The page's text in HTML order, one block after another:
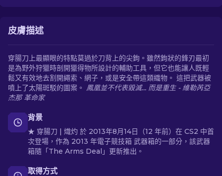
皮膚描述
穿腸刀上最顯眼的特點莫過於刀背上的尖鉤。雖然鉤狀的鋒刃最初
是為野外狩獵時剖開獵得物所設計的輔助工具，但它也能讓人既輕
鬆又有效地去割開繩索、網子，或是安全帶這類織物。 這把武器被
噴上了太陽斑駁的圖案。 鳳凰並不代表毀滅... 而是重生 - 維勒芮亞
杰那 革命家
背景
★ 穿腸刀 | 熾灼 於 2013年8月14日（12 年前）在 CS2 中首
次登場，作為 2013 年電子競技箱 武器箱的一部分，該武器
箱隨「The Arms Deal」更新推出。
取得方式